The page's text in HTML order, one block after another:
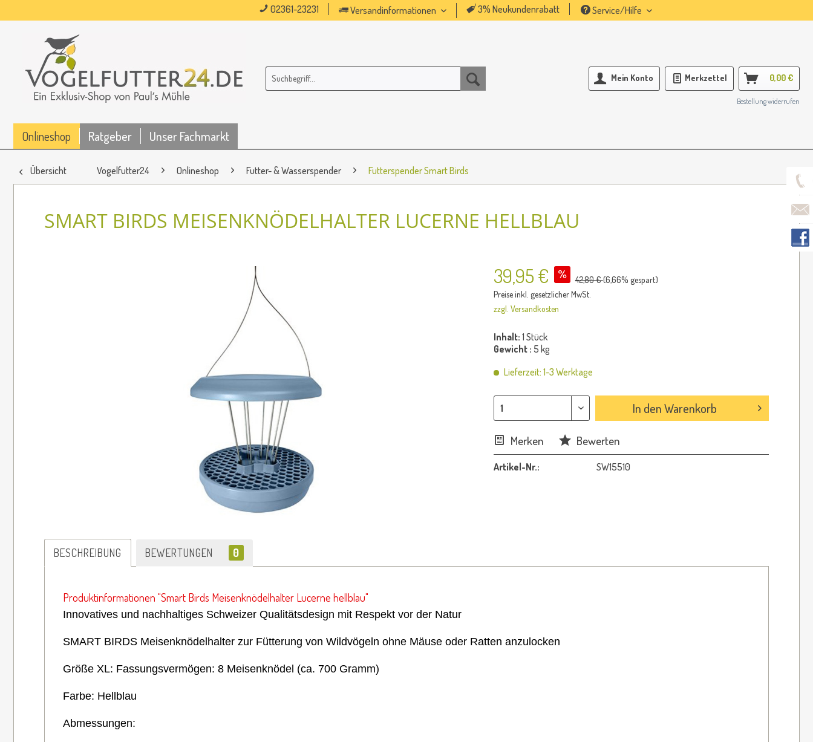
02361-23231 Versandinformationen 3% Neukundenrabatt Service/Hilfe
Mein Konto Merkzettel 0,00 €
Bestellung widerrufen
Onlineshop Ratgeber Unser Fachmarkt
Übersicht Vogelfutter24 Onlineshop Futter- & Wasserspender Futterspender Smart Birds
SMART BIRDS MEISENKNÖDELHALTER LUCERNE HELLBLAU
39,95 € 42,80 €(6,66% gespart)
Preise inkl. gesetzlicher MwSt.
zzgl. Versandkosten
Inhalt: 1 Stück
Gewicht : 5 kg
Lieferzeit: 1-3 Werktage
In denWarenkorb
Merken Bewerten
Artikel-Nr.: SW15510
BESCHREIBUNG BEWERTUNGEN 0
Produktinformationen "Smart Birds Meisenknödelhalter Lucerne hellblau"
Innovatives und nachhaltiges Schweizer Qualitätsdesign mit Respekt vor der Natur
SMART BIRDS Meisenknödelhalter zur Fütterung von Wildvögeln ohne Mäuse oder Ratten anzulocken
Größe XL: Fassungsvermögen: 8 Meisenknödel (ca. 700 Gramm)
Farbe: Hellblau
Abmessungen: